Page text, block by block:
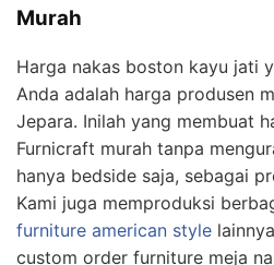
Murah
Harga nakas boston kayu jati
Anda adalah harga produsen
Jepara. Inilah yang membuat
Furnicraft murah tanpa
hanya bedside saja, sebagai
Kami juga memproduksi
furniture american style
custom order furniture meja